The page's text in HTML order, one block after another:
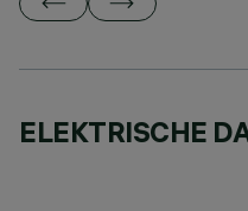
ELEKTRISCHE